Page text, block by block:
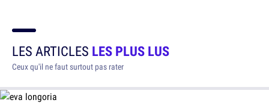
LES ARTICLES LES PLUS LUS
Ceux qu'il ne faut surtout pas rater